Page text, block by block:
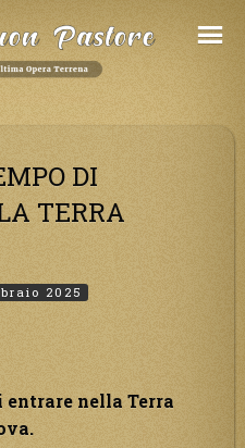
DI
TERRA
2025
nella Terra